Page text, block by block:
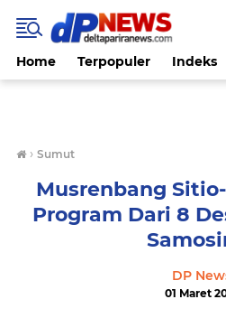
Home Terpopuler Indeks
› Sumut
Musrenbang
Program Dari 8
DP
01 Maret